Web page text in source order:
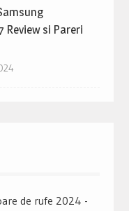
Review si Pareri
de rufe 2024 -